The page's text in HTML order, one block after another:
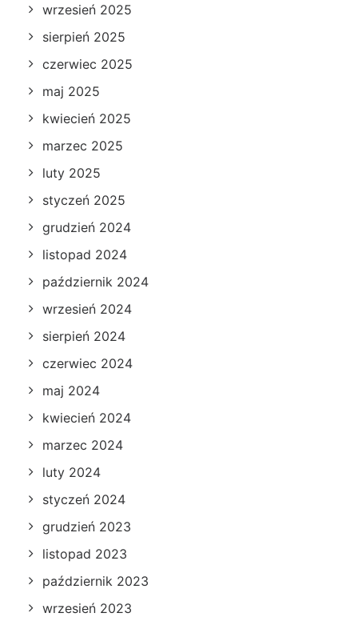
wrzesień 2025
sierpień 2025
czerwiec 2025
maj 2025
kwiecień 2025
marzec 2025
luty 2025
styczeń 2025
grudzień 2024
listopad 2024
październik 2024
wrzesień 2024
sierpień 2024
czerwiec 2024
maj 2024
kwiecień 2024
marzec 2024
luty 2024
styczeń 2024
grudzień 2023
listopad 2023
październik 2023
wrzesień 2023